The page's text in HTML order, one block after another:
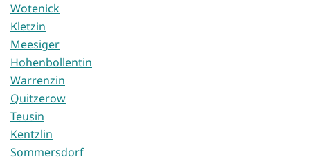
Wotenick
Kletzin
Meesiger
Hohenbollentin
Warrenzin
Quitzerow
Teusin
Kentzlin
Sommersdorf